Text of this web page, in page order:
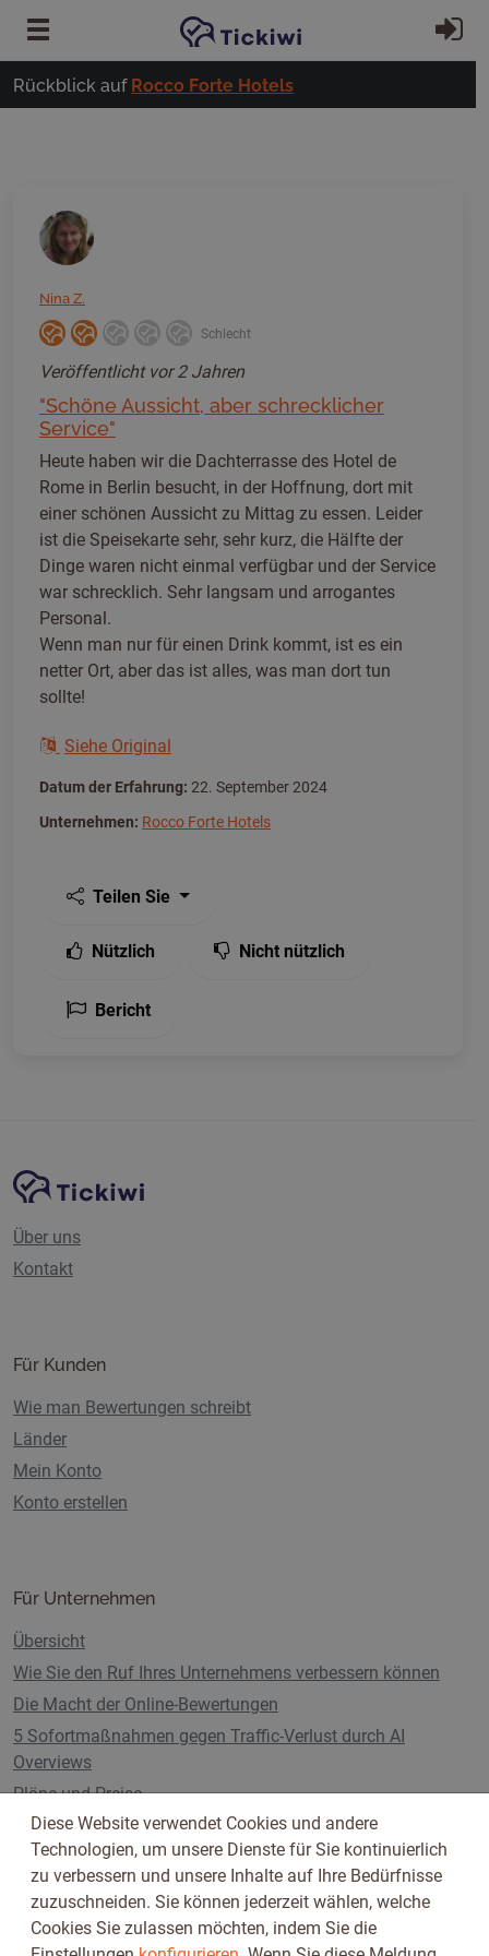
Zum Hauptinhalt springen
Rückblick auf Rocco Forte Hotels
Nina Z.
Schlecht
Veröffentlicht vor 2 Jahren
"Schöne Aussicht, aber schrecklicher
Service"
Heute haben wir die Dachterrasse des Hotel de
Rome in Berlin besucht, in der Hoffnung, dort mit
einer schönen Aussicht zu Mittag zu essen. Leider
ist die Speisekarte sehr, sehr kurz, die Hälfte der
Dinge waren nicht einmal verfügbar und der Service
war schrecklich. Sehr langsam und arrogantes
Personal.
Wenn man nur für einen Drink kommt, ist es ein
netter Ort, aber das ist alles, was man dort tun
sollte!
Siehe Original
Datum der Erfahrung: 22. September 2024
Unternehmen: Rocco Forte Hotels
Teilen Sie
Nützlich Nicht nützlich
Bericht
Website-Navigation
Tickiwi-Plattform
Über uns
Kontakt
Für Kunden
Wie man Bewertungen schreibt
Länder
Mein Konto
Konto erstellen
Für Unternehmen
Übersicht
Wie Sie den Ruf Ihres Unternehmens verbessern können
Die Macht der Online-Bewertungen
5 Sofortmaßnahmen gegen Traffic-Verlust durch AI
Overviews
Pläne und Preise
Folge uns auf
Diese Website verwendet Cookies und andere
Technologien, um unsere Dienste für Sie kontinuierlich
zu verbessern und unsere Inhalte auf Ihre Bedürfnisse
zuzuschneiden. Sie können jederzeit wählen, welche
Cookies Sie zulassen möchten, indem Sie die